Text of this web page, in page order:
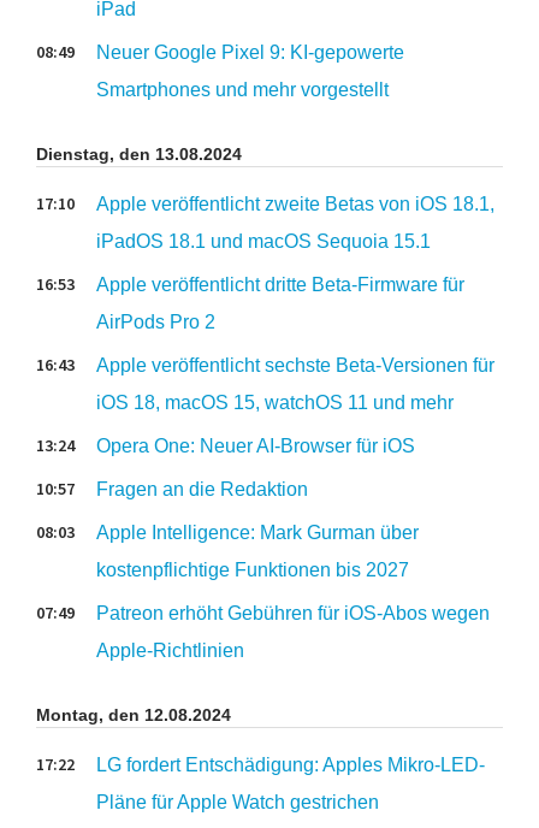
iPad
Neuer Google Pixel 9: KI-gepowerte
Smartphones und mehr vorgestellt
08:49
Dienstag, den 13.08.2024
Apple veröffentlicht zweite Betas von iOS 18.1,
iPadOS 18.1 und macOS Sequoia 15.1
17:10
Apple veröffentlicht dritte Beta-Firmware für
AirPods Pro 2
16:53
Apple veröffentlicht sechste Beta-Versionen für
iOS 18, macOS 15, watchOS 11 und mehr
16:43
Opera One: Neuer AI-Browser für iOS
13:24
Fragen an die Redaktion
10:57
Apple Intelligence: Mark Gurman über
kostenpflichtige Funktionen bis 2027
08:03
Patreon erhöht Gebühren für iOS-Abos wegen
Apple-Richtlinien
07:49
Montag, den 12.08.2024
LG fordert Entschädigung: Apples Mikro-LED-
Pläne für Apple Watch gestrichen
17:22